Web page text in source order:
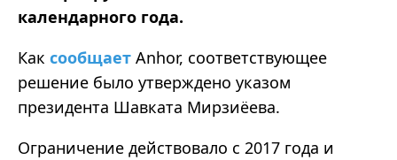
календарного года.
Как сообщает Anhor, соответствующее
решение было утверждено указом
президента Шавката Мирзиёева.
Ограничение действовало с 2017 года и